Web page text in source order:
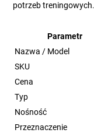
potrzeb treningowych.
Parametr
Nazwa / Model
SKU
Cena
Typ
Nośność
Przeznaczenie